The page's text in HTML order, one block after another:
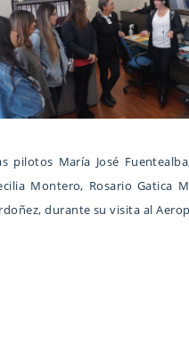
pilotos María José
Montero, Rosario Gatica
durante su visita al